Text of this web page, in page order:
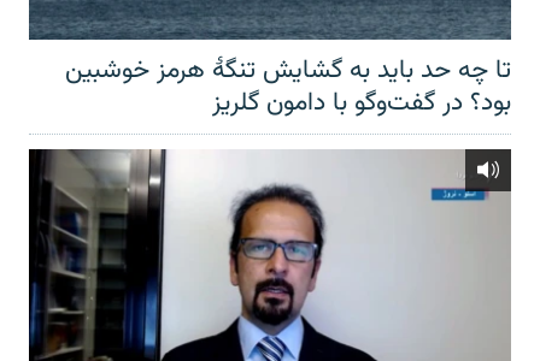
تا چه حد باید به گشایش تنگهٔ هرمز خوشبین
بود؟ در گفت‌وگو با دامون گلریز